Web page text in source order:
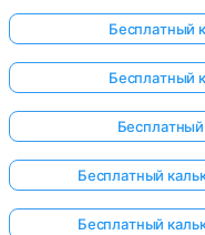
Бесплатный
Бесплатный
Бесплатный
Бесплатный